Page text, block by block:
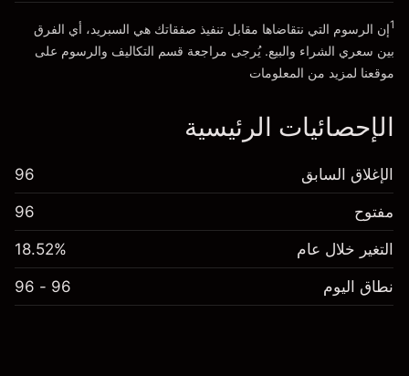
انتقل إلى المنصة 1إن الرسوم التي نتقاضاها مقابل تنفيذ صفقاتك هي السبريد، أي الفرق
بين سعري الشراء والبيع. يُرجى مراجعة قسم التكاليف والرسوم على
موقعنا لمزيد من المعلومات
الإحصائيات الرئيسية
الإغلاق السابق 96
مفتوح 96
التغير خلال عام 18.52%
نطاق اليوم 96 - 96